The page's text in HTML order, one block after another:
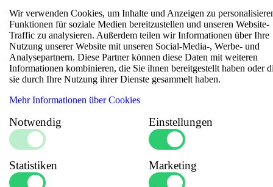
Anzahl der
Einlagen
: 1
Innendurchmesser
(mm)
: 76
Industrie, Umwelt
: Schweißrauchabsaugung
Verstärkt
: Ja
Innenwandfarbe
Außenwandfarbe
: Grau
Innenwandmaterial
synthetisches Gewebe
Außenwandmaterial
Vinylummantelte Stahlspirale
Max. Temperatur
(°C)
Wir verwenden Cookies, um Inhalte und Anzeigen zu
Funktionen für soziale Medien bereitzustellen und unseren Website-
Traffic zu analysieren. Außerdem teilen wir Informationen über Ihre
Nutzung unserer Website mit unseren Social-Media-, Werbe- und
Analysepartnern. Diese Partner können diese Daten mit weiteren
Informationen kombinieren, die Sie ihnen bereitgestellt haben oder
sie durch Ihre Nutzung ihrer Dienste gesammelt haben.
Mehr Informationen über Cookies
Notwendig Einstellungen
Statistiken Marketing